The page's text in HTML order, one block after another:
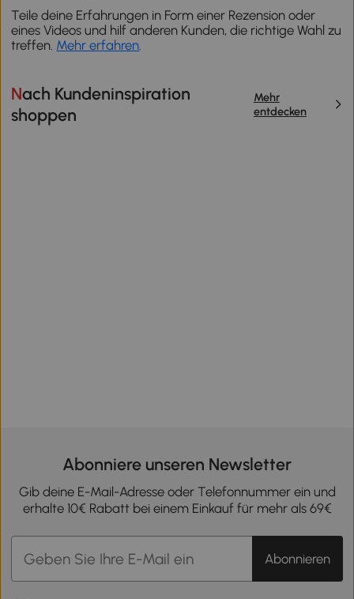
Teile deine Erfahrungen in Form einer Rezension oder
eines Videos und hilf anderen Kunden, die richtige Wahl zu
treffen. Mehr erfahren
Nach Kundeninspiration
shoppen
Mehr
entdecken
Abonniere unseren Newsletter
Gib deine E-Mail-Adresse oder Telefonnummer ein und
erhalte 10€ Rabatt bei einem Einkauf für mehr als 69€
Abonnieren